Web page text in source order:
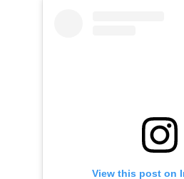
View this post on